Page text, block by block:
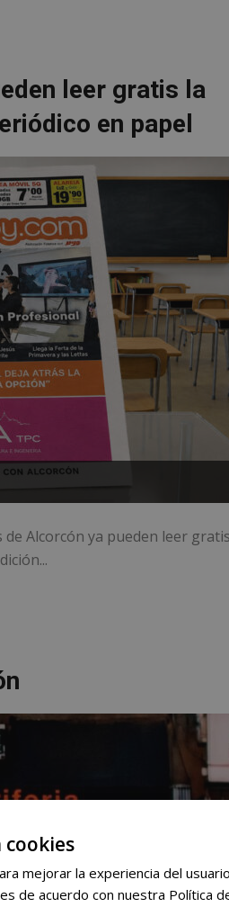
leer gratis la
en papel
Alcorcón ya pueden leer
cookies
mejorar la experiencia del
de acuerdo con nuestra Política